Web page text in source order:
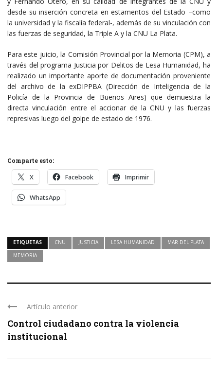
desde su inserción concreta en estamentos del Estado –como
la universidad y la fiscalía federal-, además de su vinculación con
las fuerzas de seguridad, la Triple A y la CNU La Plata.
Para este juicio, la Comisión Provincial por la Memoria (CPM), a
través del programa Justicia por Delitos de Lesa Humanidad, ha
realizado un importante aporte de documentación proveniente
del archivo de la exDIPPBA (Dirección de Inteligencia de la
Policía de la Provincia de Buenos Aires) que demuestra la
directa vinculación entre el accionar de la CNU y las fuerzas
represivas luego del golpe de estado de 1976.
Comparte esto:
X Facebook Imprimir
WhatsApp
ETIQUETAS CNU JUSTICIA LESA HUMANIDAD
MAR DEL PLATA
MEMORIA
Artículo anterior
Control ciudadano contra la violencia
institucional